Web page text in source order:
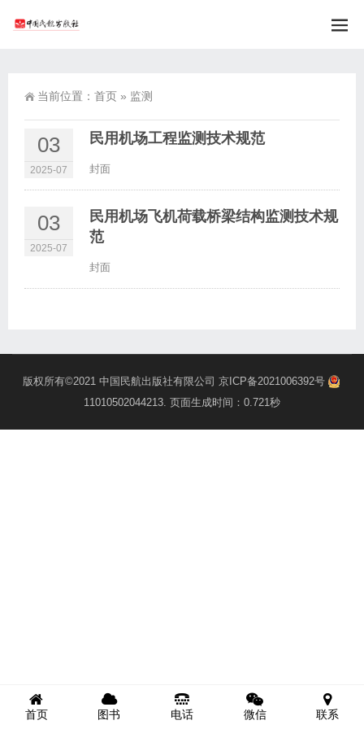
当前位置： 首页 » 监测
03
2025-07
民用机场工程监测技术规范
封面
03
2025-07
民用机场飞机荷载桥梁结构监测技术规
范
封面
版权所有©2021 中国民航出版社有限公司 京ICP备2021006392号
11010502044213. 页面生成时间：0.721秒
首页 图书 电话 微信 联系